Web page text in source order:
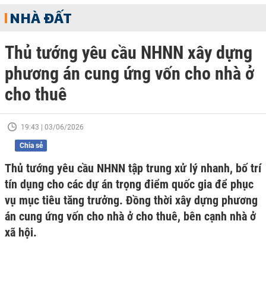
NHÀ ĐẤT
Thủ tướng yêu cầu NHNN xây dựng
phương án cung ứng vốn cho nhà ở
cho thuê
19:43 | 03/06/2026
Chia sẻ
Thủ tướng yêu cầu NHNN tập trung xử lý nhanh, bố trí
tín dụng cho các dự án trọng điểm quốc gia để phục
vụ mục tiêu tăng trưởng. Đồng thời xây dựng phương
án cung ứng vốn cho nhà ở cho thuê, bên cạnh nhà ở
xã hội.